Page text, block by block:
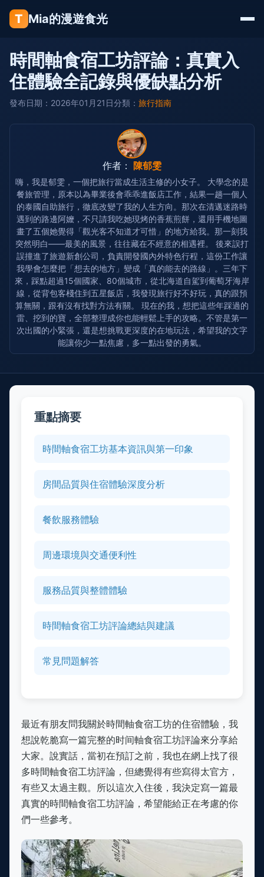
T Mia的漫遊食光
時間軸食宿工坊評論：真實入
住體驗全記錄與優缺點分析
發布日期：2026年01月21日分類： 旅行指南
作者： 陳郁雯
嗨，我是郁雯，一個把旅行當成生活主修的小女子。 大學念的是
餐旅管理，原本以為畢業後會乖乖進飯店工作，結果一趟一個人
的泰國自助旅行，徹底改變了我的人生方向。那次在清邁迷路時
遇到的路邊阿嬤，不只請我吃她現烤的香蕉煎餅，還用手機地圖
畫了五個她覺得「觀光客不知道才可惜」的地方給我。那一刻我
突然明白——最美的風景，往往藏在不經意的相遇裡。 後來誤打
誤撞進了旅遊新創公司，負責開發國內外特色行程，這份工作讓
我學會怎麼把「想去的地方」變成「真的能去的路線」。三年下
來，踩點超過15個國家、80個城市，從北海道自駕到葡萄牙海岸
線，從背包客棧住到五星飯店，我發現旅行好不好玩，真的跟預
算無關，跟有沒有找對方法有關。 現在的我，想把這些年踩過的
雷、挖到的寶，全部整理成你也能輕鬆上手的攻略。不管是第一
次出國的小緊張，還是想挑戰更深度的在地玩法，希望我的文字
能讓你少一點焦慮，多一點出發的勇氣。
重點摘要
時間軸食宿工坊基本資訊與第一印象
房間品質與住宿體驗深度分析
餐飲服務體驗
周邊環境與交通便利性
服務品質與整體體驗
時間軸食宿工坊評論總結與建議
常見問題解答
最近有朋友問我關於時間軸食宿工坊的住宿體驗，我
想說乾脆寫一篇完整的时间軸食宿工坊評論來分享給
大家。說實話，當初在預訂之前，我也在網上找了很
多時間軸食宿工坊評論，但總覺得有些寫得太官方，
有些又太過主觀。所以這次入住後，我決定寫一篇最
真實的時間軸食宿工坊評論，希望能給正在考慮的你
們一些參考。